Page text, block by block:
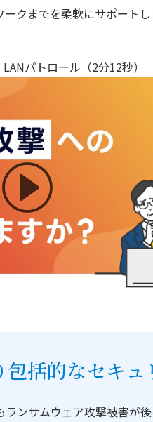
クまでを柔軟にサポートし
パトロール（2分12秒）
括的なセキュ
ンサムウェア攻撃被害が後